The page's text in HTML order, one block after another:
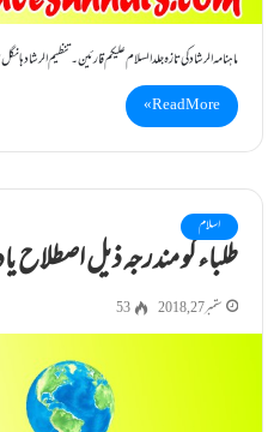
ماہنامہ الرشاد کی تازہ جلد السلام علیکم قارئین۔ تنظیم
Read More »
اسلام
طلباء کو مندرجہ ذیل اصطلاح
ستمبر 27, 2018 53